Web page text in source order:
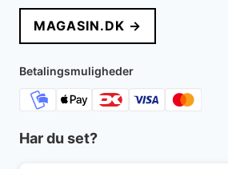
pris
var:
2.600 kr..
pris
er:
MAGASIN.DK →
Betalingsmuligheder
Har du set?